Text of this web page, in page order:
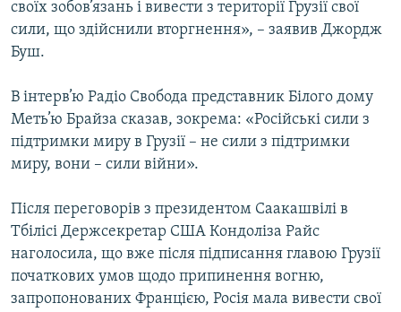
своїх зобов’язань і вивести з території Грузії свої
сили, що здійснили вторгнення», – заявив Джордж
Буш.
В інтерв’ю Радіо Свобода представник Білого дому
Меть’ю Брайза сказав, зокрема: «Російські сили з
підтримки миру в Грузії – не сили з підтримки
миру, вони – сили війни».
Після переговорів з президентом Саакашвілі в
Тбілісі Держсекретар США Кондоліза Райс
наголосила, що вже після підписання главою Грузії
початкових умов щодо припинення вогню,
запропонованих Францією, Росія мала вивести свої